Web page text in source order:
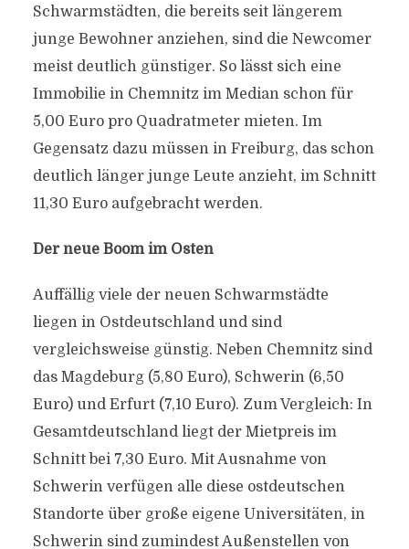
Schwarmstädten, die bereits seit längerem
junge Bewohner anziehen, sind die Newcomer
meist deutlich günstiger. So lässt sich eine
Immobilie in Chemnitz im Median schon für
5,00 Euro pro Quadratmeter mieten. Im
Gegensatz dazu müssen in Freiburg, das schon
deutlich länger junge Leute anzieht, im Schnitt
11,30 Euro aufgebracht werden.
Der neue Boom im Osten
Auffällig viele der neuen Schwarmstädte
liegen in Ostdeutschland und sind
vergleichsweise günstig. Neben Chemnitz sind
das Magdeburg (5,80 Euro), Schwerin (6,50
Euro) und Erfurt (7,10 Euro). Zum Vergleich: In
Gesamtdeutschland liegt der Mietpreis im
Schnitt bei 7,30 Euro. Mit Ausnahme von
Schwerin verfügen alle diese ostdeutschen
Standorte über große eigene Universitäten, in
Schwerin sind zumindest Außenstellen von